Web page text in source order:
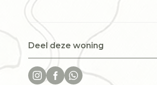
Deel deze woning